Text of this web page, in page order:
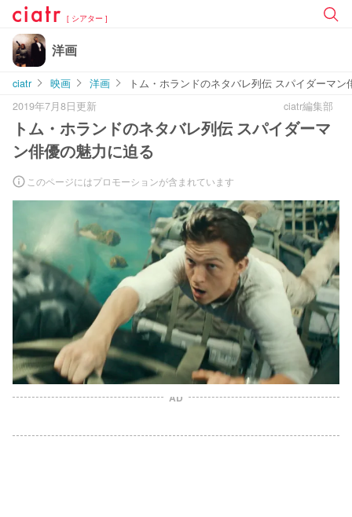
[ シアター ]
洋画
ciatr 映画 洋画
トム・ホランドのネタバレ列伝 スパイダーマン
2019年7月8日更新
ciatr編集部
トム・ホランドのネタバレ列伝 スパイダーマ
ン俳優の魅力に迫る
このページにはプロモーションが含まれています
AD